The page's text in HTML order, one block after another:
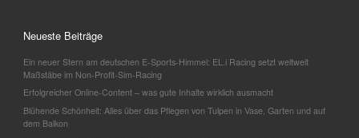
Neueste Beiträge
Ein neuer Stern am deutschen E-Sports-Himmel: EL.i Racing setzt weltweit
Maßstäbe im Non-Profit-Sim-Racing
Erfolgreicher Online-Content – was gute Inhalte wirklich ausmacht
Blühende Schönheit: Alles über das Pflegen von Tulpen in Vase, Garten und auf
dem Balkon